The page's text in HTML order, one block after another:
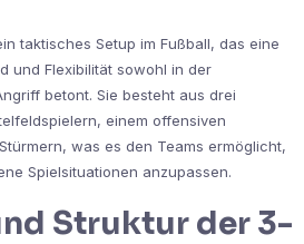
taktisches Setup im Fußball, das eine
und Flexibilität sowohl in der
betont. Sie besteht aus drei
einem offensiven
was es den Teams ermöglicht,
Spielsituationen anzupassen.
Struktur der 3-